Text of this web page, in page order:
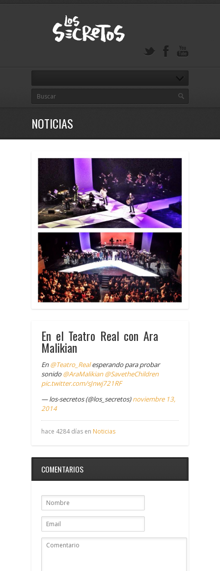
NOTICIAS
En el Teatro Real con Ara
Malikian
En@Teatro_Realesperando para probar
sonido@AraMalikian @SavetheChildren
pic.twitter.com/sJnwj721RF
— los-secretos (@los_secretos)noviembre 13,
2014
hace 4284 días en Noticias
COMENTARIOS